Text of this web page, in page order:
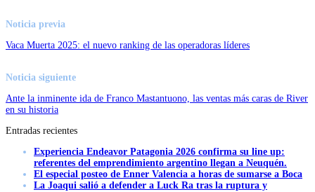
Noticia previa
Vaca Muerta 2025: el nuevo ranking de las operadoras líderes
Noticia siguiente
Ante la inminente ida de Franco Mastantuono, las ventas más caras de River
en su historia
Entradas recientes
Experiencia Endeavor Patagonia 2026 confirma su line up:
referentes del emprendimiento argentino llegan a Neuquén.
El especial posteo de Enner Valencia a horas de sumarse a Boca
La Joaqui salió a defender a Luck Ra tras la ruptura y